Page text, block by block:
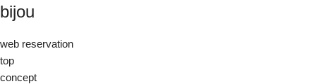
bijou
web reservation
top
concept